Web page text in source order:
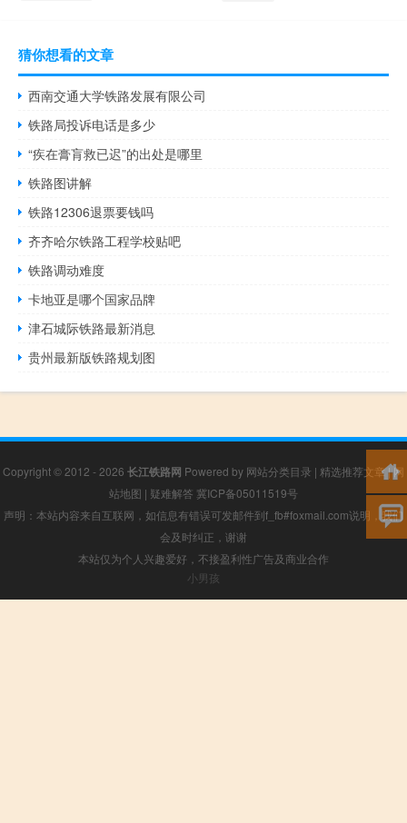
猜你想看的文章
西南交通大学铁路发展有限公司
铁路局投诉电话是多少
“疾在膏肓救已迟”的出处是哪里
铁路图讲解
铁路12306退票要钱吗
齐齐哈尔铁路工程学校贴吧
铁路调动难度
卡地亚是哪个国家品牌
津石城际铁路最新消息
贵州最新版铁路规划图
Copyright © 2012 - 2026 长江铁路网 Powered by 网站分类目录 | 精选推荐文章|网
站地图 | 疑难解答 冀ICP备05011519号
声明：本站内容来自互联网，如信息有错误可发邮件到f_fb#foxmail.com说明，我们
会及时纠正，谢谢
本站仅为个人兴趣爱好，不接盈利性广告及商业合作
小男孩